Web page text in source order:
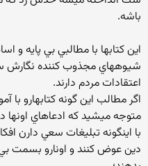
باشه.
اين كتابها با مطالبي بي پايه و
شيوههاي مجذوب كننده نگارش
اعتقادات مردم دارند.
اگر مطالب اين گونه كتابهارو با
متوجه ميشيد كه ادعاهاي
با اينگونه تبليغات سعي دارن
دين عوض كنند و اونارو بسمت